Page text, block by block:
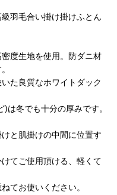
羽毛合い掛け掛けふとん
度生地を使用。防ダニ材
た良質なホワイトダック
は冬でも十分の厚みです。
と肌掛けの中間に位置す
てご使用頂ける、軽くて
てお使いください。